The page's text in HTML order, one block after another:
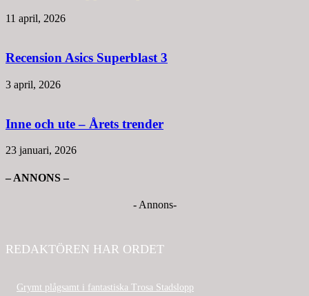
11 april, 2026
Recension Asics Superblast 3
3 april, 2026
Inne och ute – Årets trender
23 januari, 2026
– ANNONS –
- Annons-
REDAKTÖREN HAR ORDET
Grymt plågsamt i fantastiska Trosa Stadslopp